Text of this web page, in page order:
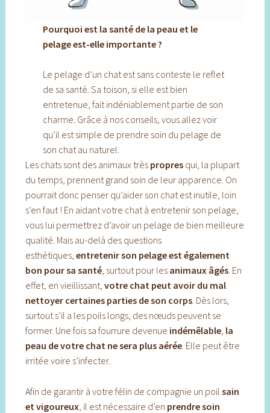
Pourquoi est la santé de la peau et le
pelage est-elle importante ?
Le pelage d’un chat est sans conteste le reflet
de sa santé. Sa toison, si elle est bien
entretenue, fait indéniablement partie de son
charme. Grâce à nos conseils, vous allez voir
qu’il est simple de prendre soin du pelage de
son chat au naturel.
Les chats sont des animaux très propresqui, la plupart
du temps, prennent grand soin de leur apparence. On
pourrait donc penser qu’aider son chat est inutile, loin
s’en faut ! En aidant votre chat à entretenir son pelage,
vous lui permettrez d’avoir un pelage de bien meilleure
qualité. Mais au-delà des questions
esthétiques, entretenir son pelage est également
bon pour sa santé, surtout pour les animaux âgés. En
effet, en vieillissant, votre chat peut avoir du mal
nettoyer certaines parties de son corps. Dès lors,
surtout s’il a les poils longs, des nœuds peuvent se
former. Une fois sa fourrure devenue indémêlable, la
peau de votre chat ne sera plus aérée. Elle peut être
irritée voire s’infecter.
Afin de garantir à votre félin de compagnie un poil sain
et vigoureux , il est nécessaire d’en prendre soin